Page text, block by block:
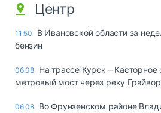
Центр
11:50
В Ивановской области за
бензин
06.08 На трассе Курск –
метровый мост через реку
06.08 Во Фрунзенском районе